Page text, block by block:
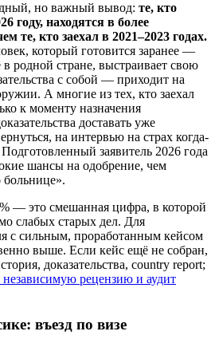
но важный вывод: те, кто
году, находятся в более
те, кто заехал в 2021–2023 годах.
который готовится заранее —
родной стране, выстраивает свою
с собой — приходит на
А многие из тех, кто заехал
к моменту назначения
доставать уже
на интервью на страх когда-
заявитель 2026 года
шансы на одобрение, чем
больнице».
— это смешанная цифра, в которой
слабых старых дел. Для
с сильным, проработанным кейсом
выше. Если кейс ещё не собран,
доказательства, country report;
независимую рецензию и аудит
въезд по визе